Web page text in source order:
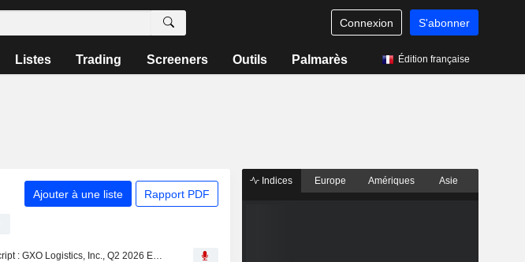
Connexion S'abonner
Listes Trading Screeners Outils Palmarès Édition française
Ajouter à une liste Rapport PDF
Transcript : GXO Logistics, Inc., Q2 2026 Earnings Call, Aug 05, 2026
Indices Europe Amériques Asie